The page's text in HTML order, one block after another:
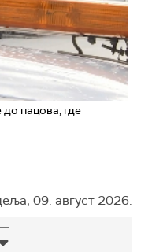
пацова, где
09. август 2026.